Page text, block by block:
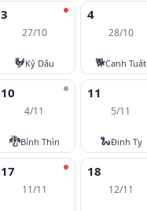
3
27/10
🐓Kỷ Dậu
4
28/10
🐕Canh Tuất
10
4/11
🐉Bính Thìn
11
5/11
🐍Đinh Tỵ
17
11/11
18
12/11